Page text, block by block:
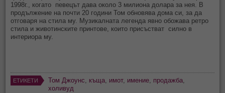
1998г., когато певецът дава около 3 милиона долара за нея. В
продължение на почти 20 години Том обновява дома си, за да
отговаря на стила му. Музикалната легенда явно обожава ретро
стила и животинските принтове, които присъстват силно в
интериора му.
ЕТИКЕТИ Том Джоунс, къща, имот, имение, продажба,
холивуд